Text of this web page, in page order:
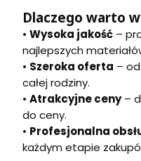
Dlaczego warto
• Wysoka jakość –
najlepszych
• Szeroka oferta –
całej rodziny.
• Atrakcyjne ceny–
do ceny.
• Profesjonalna
każdym etapie